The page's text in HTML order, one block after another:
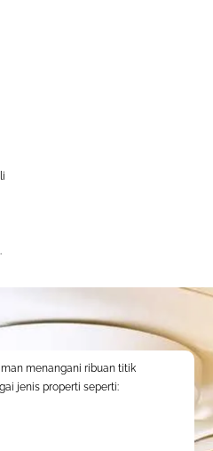
menangani ribuan titik
jenis properti seperti: